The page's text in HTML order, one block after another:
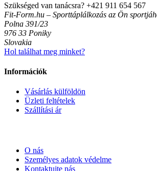
Szükséged van tanácsra? +421 911 654 567
Fit-Form.hu – Sporttáplálkozás az Ön
Polna 391/23
976 33 Poniky
Slovakia
Hol találhat meg minket?
Információk
Vásárlás külföldön
Üzleti feltételek
Szállítási ár
O nás
Személyes adatok védelme
Kontaktujte nás